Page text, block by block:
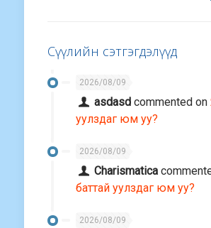
Сүүлийн сэтгэгдэлүүд
2026/08/09
asdasd commented on
уулздаг юм уу?
2026/08/09
Charismatica
баттай уулздаг юм уу?
2026/08/09